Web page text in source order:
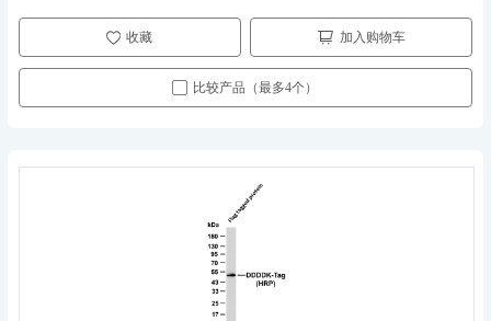
收藏 加入购物车
比较产品（最多4个）